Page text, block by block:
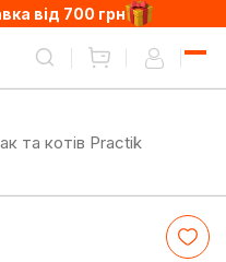
від 700 грн
та котів Practik